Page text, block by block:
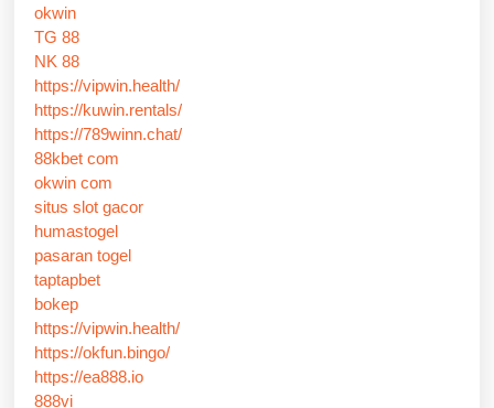
okwin
TG 88
NK 88
https://vipwin.health/
https://kuwin.rentals/
https://789winn.chat/
88kbet com
okwin com
situs slot gacor
humastogel
pasaran togel
taptapbet
bokep
https://vipwin.health/
https://okfun.bingo/
https://ea888.io
888vi